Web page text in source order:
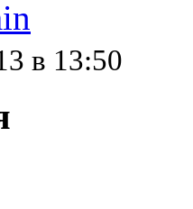
в 13:50